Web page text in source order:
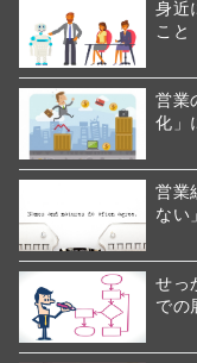
身近
こと
営業
化」
営業
ない
せっ
での